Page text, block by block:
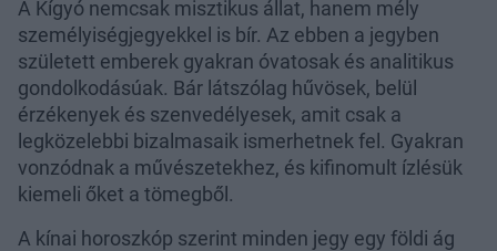
A Kígyó nemcsak misztikus állat, hanem mély
személyiségjegyekkel is bír. Az ebben a jegyben
született emberek gyakran óvatosak és analitikus
gondolkodásúak. Bár látszólag hűvösek, belül
érzékenyek és szenvedélyesek, amit csak a
legközelebbi bizalmasaik ismerhetnek fel. Gyakran
vonzódnak a művészetekhez, és kifinomult ízlésük
kiemeli őket a tömegből.
A kínai horoszkóp szerint minden jegy egy földi ág